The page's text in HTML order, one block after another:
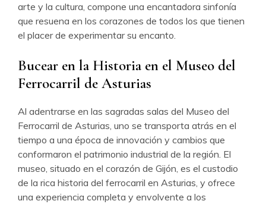
arte y la cultura, compone una encantadora sinfonía
que resuena en los corazones de todos los que tienen
el placer de experimentar su encanto.
Bucear en la Historia en el Museo del
Ferrocarril de Asturias
Al adentrarse en las sagradas salas del Museo del
Ferrocarril de Asturias, uno se transporta atrás en el
tiempo a una época de innovación y cambios que
conformaron el patrimonio industrial de la región. El
museo, situado en el corazón de Gijón, es el custodio
de la rica historia del ferrocarril en Asturias, y ofrece
una experiencia completa y envolvente a los